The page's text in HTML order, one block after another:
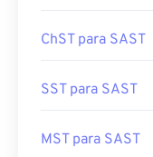
ChST para SAST
SST para SAST
MST para SAST